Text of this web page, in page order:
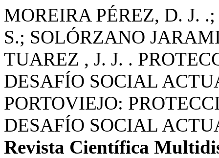
MOREIRA PÉREZ, D. J.
S.; SOLÓRZANO
TUAREZ , J. J. .
DESAFÍO SOCIAL
PORTOVIEJO:
DESAFÍO SOCIAL
Revista Científica